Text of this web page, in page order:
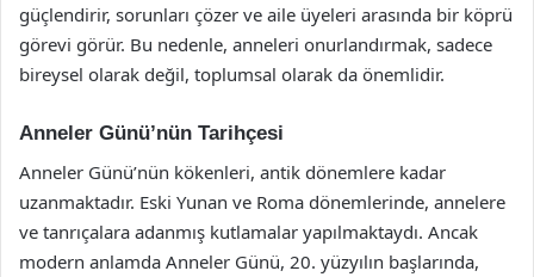
güçlendirir, sorunları çözer ve aile üyeleri arasında bir köprü
görevi görür. Bu nedenle, anneleri onurlandırmak, sadece
bireysel olarak değil, toplumsal olarak da önemlidir.
Anneler Günü’nün Tarihçesi
Anneler Günü’nün kökenleri, antik dönemlere kadar
uzanmaktadır. Eski Yunan ve Roma dönemlerinde, annelere
ve tanrıçalara adanmış kutlamalar yapılmaktaydı. Ancak
modern anlamda Anneler Günü, 20. yüzyılın başlarında,